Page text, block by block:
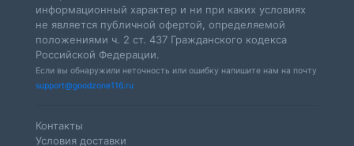
информационный характер и ни при каких условиях
не является публичной офертой, определяемой
положениями ч. 2 ст. 437 Гражданского кодекса
Российской Федерации.
Если вы обнаружили неточность или ошибку напишите нам на почту
support@goodzone116.ru
Контакты
Условия доставки